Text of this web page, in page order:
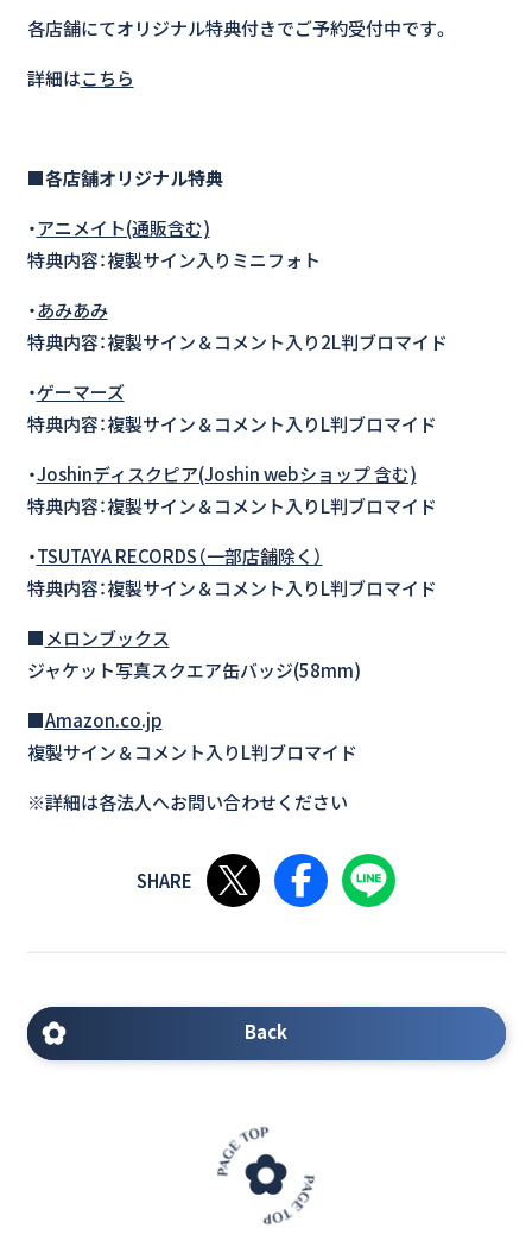
各店舗にてオリジナル特典付きでご予約受付中です。
詳細はこちら
■各店舗オリジナル特典
・アニメイト(通販含む)
特典内容：複製サイン入りミニフォト
・あみあみ
特典内容：複製サイン＆コメント入り2L判ブロマイド
・ゲーマーズ
特典内容：複製サイン＆コメント入りL判ブロマイド
・Joshinディスクピア(Joshin webショップ 含む)
特典内容：複製サイン＆コメント入りL判ブロマイド
・TSUTAYA RECORDS（一部店舗除く）
特典内容：複製サイン＆コメント入りL判ブロマイド
■メロンブックス
ジャケット写真スクエア缶バッジ(58mm)
■Amazon.co.jp
複製サイン＆コメント入りL判ブロマイド
※詳細は各法人へお問い合わせください
Xで共有するFacebookで共有する
Back